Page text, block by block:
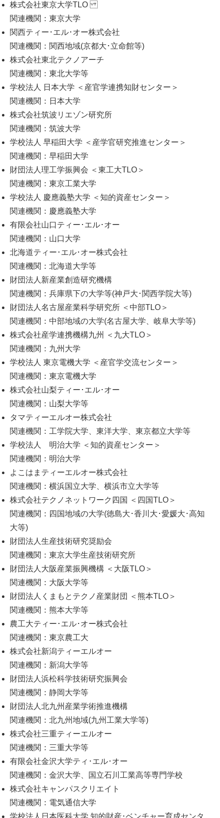
株式会社東京大学TLO
関連機関：東京大学
関西ティー･エル･オー株式会社
関連機関：関西地域(京都大･立命館等)
株式会社東北テクノアーチ
関連機関：東北大学等
学校法人 日本大学 ＜産官学連携知財センター＞
関連機関：日本大学
株式会社筑波リエゾン研究所
関連機関：筑波大学
学校法人 早稲田大学 ＜産学官研究推進センター＞
関連機関：早稲田大学
財団法人理工学振興会 ＜東工大TLO＞
関連機関：東京工業大学
学校法人 慶應義塾大学 ＜知的資産センター＞
関連機関：慶應義塾大学
有限会社山口ティー･エル･オー
関連機関：山口大学
北海道ティー･エル･オー株式会社
関連機関：北海道大学等
財団法人新産業創造研究機構
関連機関：兵庫県下の大学等(神戸大･関西学院大等)
財団法人名古屋産業科学研究所 ＜中部TLO＞
関連機関：中部地域の大学(名古屋大学、岐阜大学等)
株式会社産学連携機構九州 ＜九大TLO＞
関連機関：九州大学
学校法人 東京電機大学 ＜産官学交流センター＞
関連機関：東京電機大学
株式会社山梨ティー･エル･オー
関連機関：山梨大学等
タマティーエルオー株式会社
関連機関：工学院大学、東洋大学、東京都立大学等
学校法人 明治大学 ＜知的資産センター＞
関連機関：明治大学
よこはまティーエルオー株式会社
関連機関：横浜国立大学、横浜市立大学等
株式会社テクノネットワーク四国 ＜四国TLO＞
関連機関：四国地域の大学(徳島大･香川大･愛媛大･高知
大等)
財団法人生産技術研究奨励会
関連機関：東京大学生産技術研究所
財団法人大阪産業振興機構 ＜大阪TLO＞
関連機関：大阪大学等
財団法人くまもとテクノ産業財団 ＜熊本TLO＞
関連機関：熊本大学等
農工大ティー･エル･オー株式会社
関連機関：東京農工大
株式会社新潟ティーエルオー
関連機関：新潟大学等
財団法人浜松科学技術研究振興会
関連機関：静岡大学等
財団法人北九州産業学術推進機構
関連機関：北九州地域(九州工業大学等)
株式会社三重ティーエルオー
関連機関：三重大学等
有限会社金沢大学ティ･エル･オー
関連機関：金沢大学、国立石川工業高等専門学校
株式会社キャンパスクリエイト
関連機関：電気通信大学
学校法人日本医科大学 知的財産･ベンチャー育成センタ